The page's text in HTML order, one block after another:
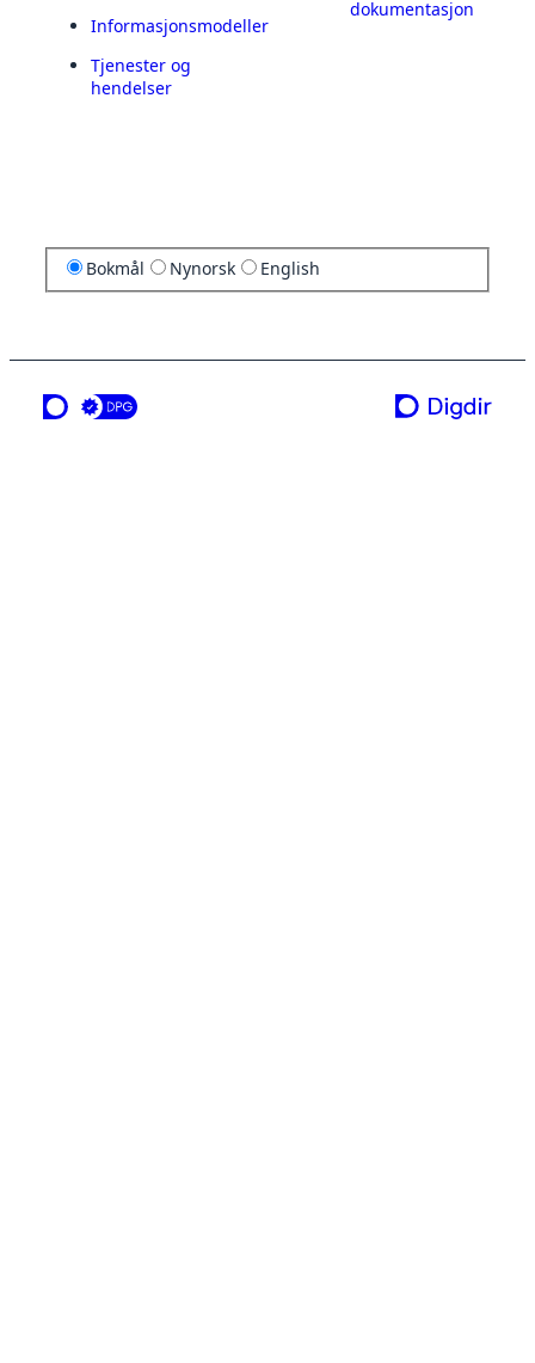
Informasjonsmodeller
Tjenester og
hendelser
dokumentasjon
Bokmål Nynorsk English